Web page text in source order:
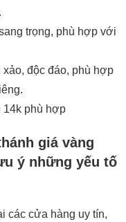
trọng, phù hợp với
độc đáo, phù hợp
14k phù hợp
giá vàng
ý những yếu tố
các cửa hàng uy tín,